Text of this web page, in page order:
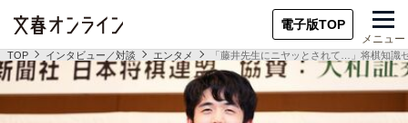
電子版TOP
メニュー
TOP インタビュー／対談 エンタメ 「藤井先生にニヤッとされて…」将棋知識